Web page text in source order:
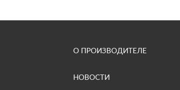
О ПРОИЗВОДИТЕЛЕ
НОВОСТИ